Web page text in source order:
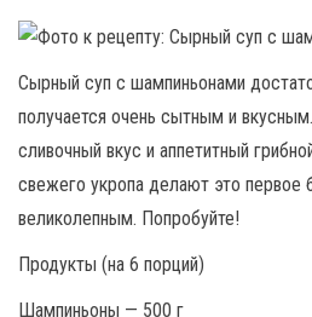
Сырный суп с шампиньонами
получается очень сытным и
сливочный вкус и аппетитный
свежего укропа делают это первое
великолепным. Попробуйте!
Продукты (на 6 порций)
Шампиньоны — 500 г